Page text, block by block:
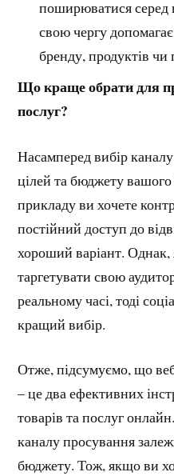
поширюватися серед
свою чергу
бренду, продуктів чи
Що краще обрати для
послуг?
Насамперед вибір
цілей та бюджету
прикладу ви хочете
постійний доступ до
хороший варіант.
таргетувати свою
реальному часі, тоді
кращий вибір.
Отже, підсумуємо, що
– це два ефективних
товарів та послуг
каналу просування
бюджету. Тож, якщо ви